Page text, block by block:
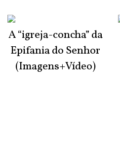
A “igreja-concha” da
Epifania do Senhor
(Imagens+Vídeo)